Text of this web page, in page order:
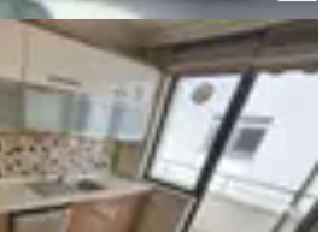
Emlak'tan Bahçeli'de Yeni
Katta Geniş 2+1 Satılık
Bahçelievler Mahallesi
m²·1. Kat·07.08.2026
₺